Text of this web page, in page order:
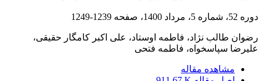
دوره 52، شماره 5، مرداد 1400، صفحه 1239-1249
رضوان طالب نژاد، فاطمه اوستاد، علی اکبر کامگار حقیقی،
علیرضا سپاسخواه، فاطمه فتحی
مشاهده مقاله